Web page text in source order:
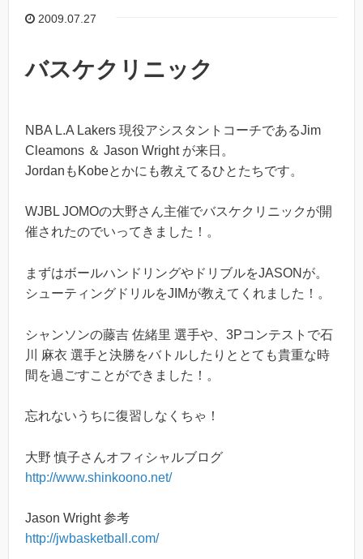
2009.07.27
バスケクリニック
NBA L.A Lakers 現役アシスタントコーチであるJim
Cleamons ＆ Jason Wright が来日。
JordanもKobeとかにも教えてるひとたちです。
WJBL JOMOの大野さん主催でバスケクリニックが開
催されたのでいってきました！。
まずはボールハンドリングやドリブルをJASONが。
シューティングドリルをJIMが教えてくれました！。
シャンソンの藤吉 佐緒里 選手や、3Pコンテストで石
川 麻衣 選手と決勝をバトルしたりととても貴重な時
間を過ごすことができました！。
忘れないうちに復習しなくちゃ！
大野 慎子さんオフィシャルブログ
http://www.shinkoono.net/
Jason Wright 参考
http://jwbasketball.com/